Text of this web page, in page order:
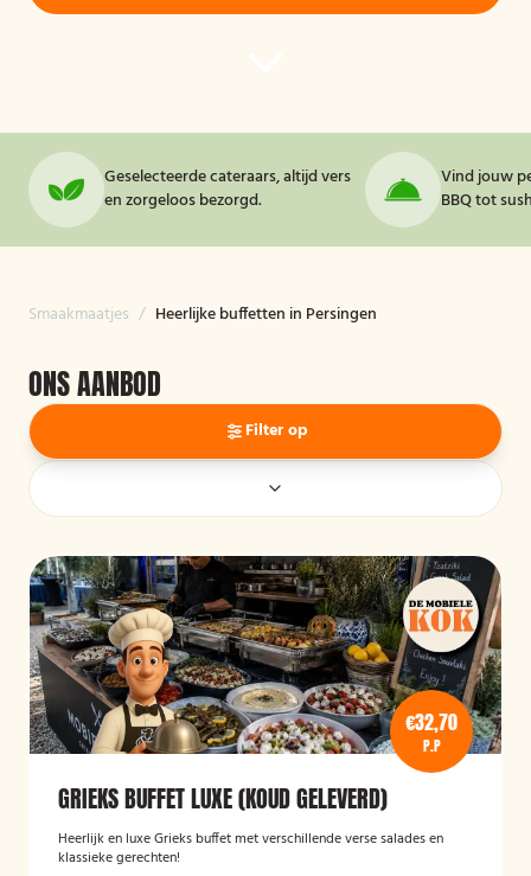
Geselecteerde cateraars, altijd vers
en zorgeloos bezorgd.
Vind jouw
BBQ tot
Smaakmaatjes / Heerlijke buffetten in Persingen
ONS AANBOD
Filter op
€32,70
P.P
GRIEKS BUFFET LUXE (KOUD GELEVERD)
Heerlijk en luxe Grieks buffet met verschillende verse salades en
klassieke gerechten!